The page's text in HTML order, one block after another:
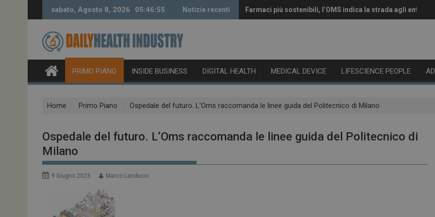
sabato, Agosto 8, 2026 05:46:56 Notizie recenti Farmaci più sostenibili, l’OMS indica la strada agli enti
Vaccini anti-Covid, il CHMP raccomanda l’aggiornamento
PRIMO PIANO INSIDE BUSINESS DIGITAL HEALTH MEDICAL DEVICE LIFESCIENCE PEOPLE
Home Primo Piano Ospedale del futuro. L’Oms raccomanda le linee guida del Politecnico di Milano
Ospedale del futuro. L’Oms raccomanda le linee guida del Politecnico di
Milano
9 Giugno 2023 Marco Landucci